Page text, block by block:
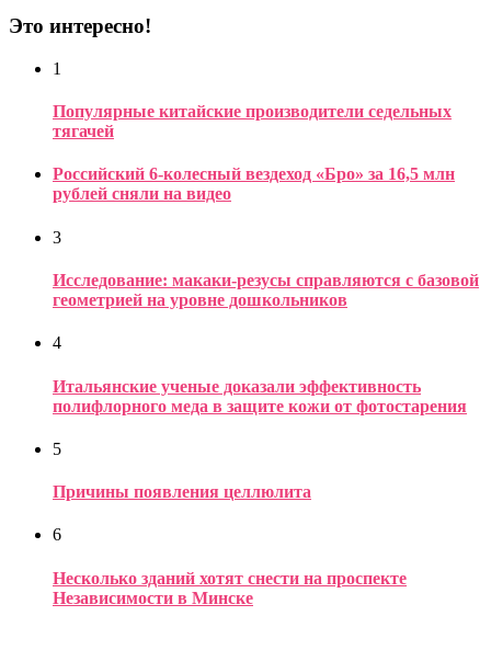
Это интересно!
1
Популярные китайские производители седельных
тягачей
Российский 6-колесный вездеход «Бро» за 16,5 млн
рублей сняли на видео
3
Исследование: макаки-резусы справляются с базовой
геометрией на уровне дошкольников
4
Итальянские ученые доказали эффективность
полифлорного меда в защите кожи от фотостарения
5
Причины появления целлюлита
6
Несколько зданий хотят снести на проспекте
Независимости в Минске